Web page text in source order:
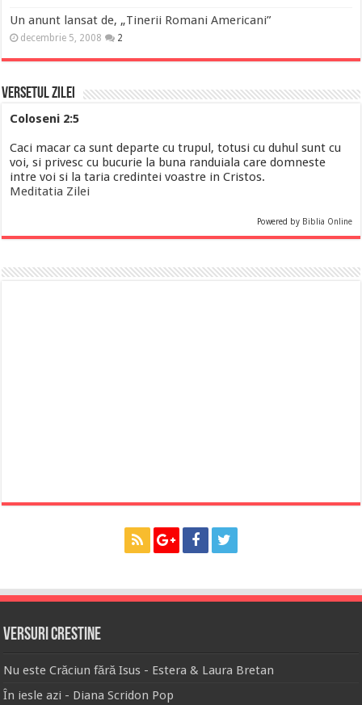
Un anunt lansat de, „Tinerii Romani Americani”
decembrie 5, 2008 2
Versetul Zilei
Coloseni 2:5
Caci macar ca sunt departe cu trupul, totusi cu duhul sunt cu
voi, si privesc cu bucurie la buna randuiala care domneste
intre voi si la taria credintei voastre in Cristos.
Meditatia Zilei
Powered by Biblia Online
Versuri Crestine
Nu este Crăciun fără Isus - Estera & Laura Bretan
În iesle azi - Diana Scridon Pop